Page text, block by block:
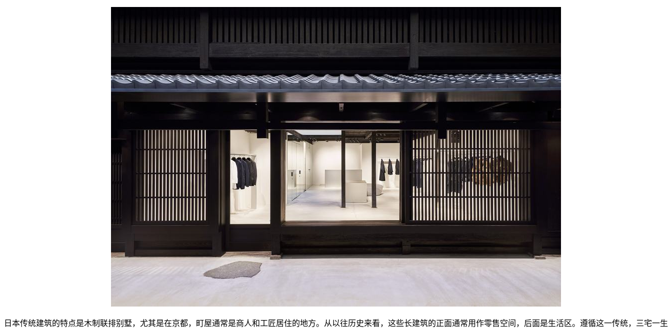
日本传统建筑的特点是木制联排别墅，尤其是在京都，町屋通常是商人和工匠居住的地方。从以往历史来看，这些长建筑的正面通常用作零售空间，后面是生活区。遵循这一传统，三宅一生